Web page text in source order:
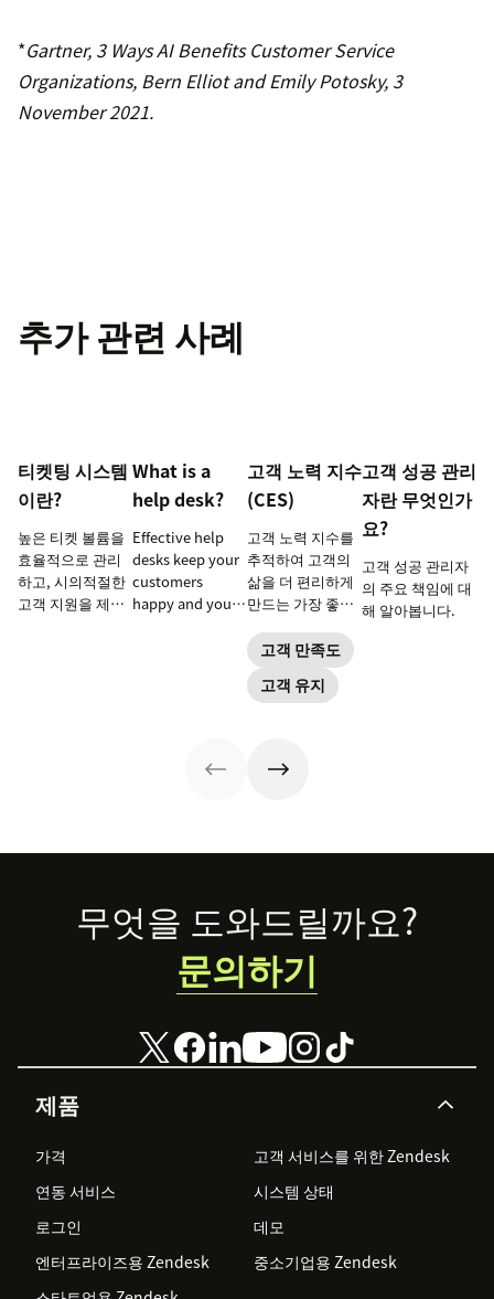
*Gartner, 3 Ways AI Benefits Customer Service
Organizations, Bern Elliot and Emily Potosky, 3
November 2021.
추가 관련 사례
티켓팅 시스템
이란?
높은 티켓 볼륨을
효율적으로 관리
하고, 시의적절한
고객 지원을 제공
What is a
help desk?
Effective help
desks keep your
customers
happy and your
고객 노력 지수
(CES)
고객 노력 지수를
추적하여 고객의
삶을 더 편리하게
만드는 가장 좋은
요.고객 만족도
고객 유지
고객 성공 관리
자란 무엇인가
요?
고객 성공 관리자
의 주요 책임에 대
해 알아봅니다.
Footer
제품
가격
고객 서비스를 위한 Zendesk
연동 서비스
시스템 상태
로그인
데모
엔터프라이즈용 Zendesk
중소기업용 Zendesk
무엇을 도와드릴까요?
문의하기